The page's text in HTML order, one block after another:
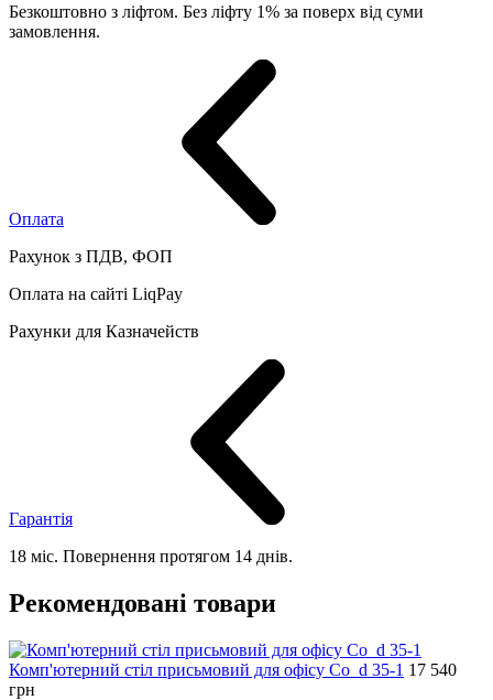
Безкоштовно з ліфтом. Без ліфту 1% за поверх від суми
замовлення.
Оплата
Рахунок з ПДВ, ФОП
Оплата на сайті LiqPay
Рахунки для Казначейств
Гарантія
18 міс. Повернення протягом 14 днів.
Рекомендовані товари
Комп'ютерний стіл присьмовий для офісу Co_d 35-1 17 540
грн